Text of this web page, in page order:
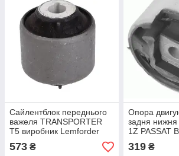
Сайлентблок переднього
важеля TRANSPORTER
T5 виробник Lemforder
573 ₴
Опора
задня нижня
1Z PASSAT
виробник
Німеччина
319₴